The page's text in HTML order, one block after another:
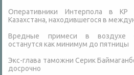
Оперативники Интерпола в КР
Казахстана, находившегося в
Вредные примеси в воздухе
останутся как минимум до пятницы
Экс-глава таможни Серик
досрочно